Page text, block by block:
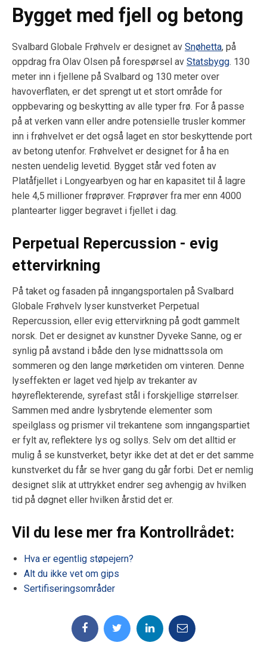
Bygget med fjell og betong
Svalbard Globale Frøhvelv er designet av Snøhetta, på
oppdrag fra Olav Olsen på forespørsel av Statsbygg. 130
meter inn i fjellene på Svalbard og 130 meter over
havoverflaten, er det sprengt ut et stort område for
oppbevaring og beskytting av alle typer frø. For å passe
på at verken vann eller andre potensielle trusler kommer
inn i frøhvelvet er det også laget en stor beskyttende port
av betong utenfor. Frøhvelvet er designet for å ha en
nesten uendelig levetid. Bygget står ved foten av
Platåfjellet i Longyearbyen og har en kapasitet til å lagre
hele 4,5 millioner frøprøver. Frøprøver fra mer enn 4000
plantearter ligger begravet i fjellet i dag.
Perpetual Repercussion - evig
ettervirkning
På taket og fasaden på inngangsportalen på Svalbard
Globale Frøhvelv lyser kunstverket Perpetual
Repercussion, eller evig ettervirkning på godt gammelt
norsk. Det er designet av kunstner Dyveke Sanne, og er
synlig på avstand i både den lyse midnattssola om
sommeren og den lange mørketiden om vinteren. Denne
lyseffekten er laget ved hjelp av trekanter av
høyreflekterende, syrefast stål i forskjellige størrelser.
Sammen med andre lysbrytende elementer som
speilglass og prismer vil trekantene som inngangspartiet
er fylt av, reflektere lys og sollys. Selv om det alltid er
mulig å se kunstverket, betyr ikke det at det er det samme
kunstverket du får se hver gang du går forbi. Det er nemlig
designet slik at uttrykket endrer seg avhengig av hvilken
tid på døgnet eller hvilken årstid det er.
Vil du lese mer fra Kontrollrådet:
Hva er egentlig støpejern?
Alt du ikke vet om gips
Sertifiseringsområder